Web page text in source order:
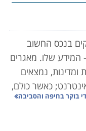
בנכס החשוב
המידע שלו. מאגרים
ומדינות, נמצאים
כאשר כולם,
על גבי
בוקר בחיפה והסביבה